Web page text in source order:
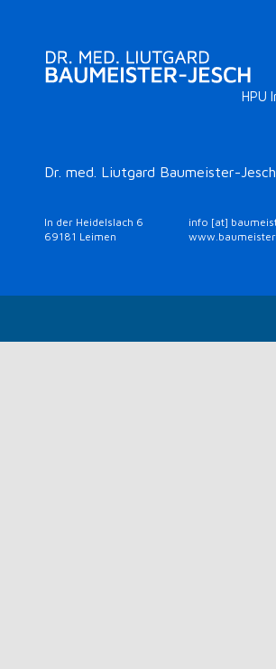
HPU
Dr. med. Liutgard Baumeister-Jesch
In der Heidelslach 6
69181 Leimen
info [at]